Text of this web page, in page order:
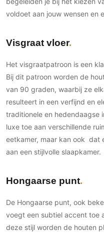
voldoet aan jouw wensen en
Visgraat vloer
Het visgraatpatroon is een
Bij dit patroon worden de
van 90 graden, waarbij ze
resulteert in een verfijnd en
traditionele en hedendaagse
luxe toe aan verschillende
eetkamer, maar kan ook dat
aan een stijlvolle slaapkamer.
Hongaarse punt
De Hongaarse punt, ook
voegt een subtiel accent toe
deze stijl worden de houten